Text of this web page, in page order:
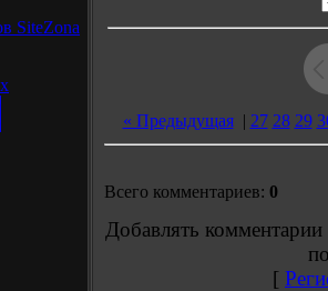
SiteZona
« Предыдущая| 27 28 29
Всего комментариев: 0
Добавлять
[